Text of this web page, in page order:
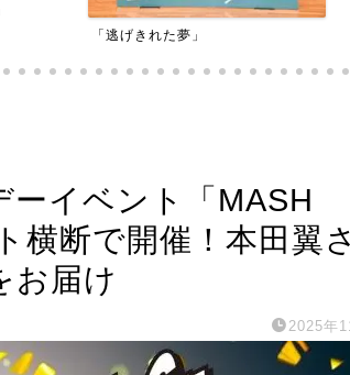
『BLEACH 千年血戦篇-訣別譚-』
イベント「MASH
横断で開催！本田翼
お届け
2025年